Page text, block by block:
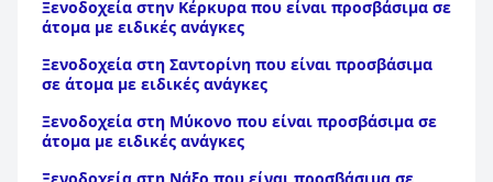
Ξενοδοχεία στην Κέρκυρα που είναι προσβάσιμα σε
άτομα με ειδικές ανάγκες
Ξενοδοχεία στη Σαντορίνη που είναι προσβάσιμα
σε άτομα με ειδικές ανάγκες
Ξενοδοχεία στη Μύκονο που είναι προσβάσιμα σε
άτομα με ειδικές ανάγκες